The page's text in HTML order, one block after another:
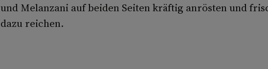
und Melanzani auf beiden Seiten kräftig anrösten und
dazu reichen.